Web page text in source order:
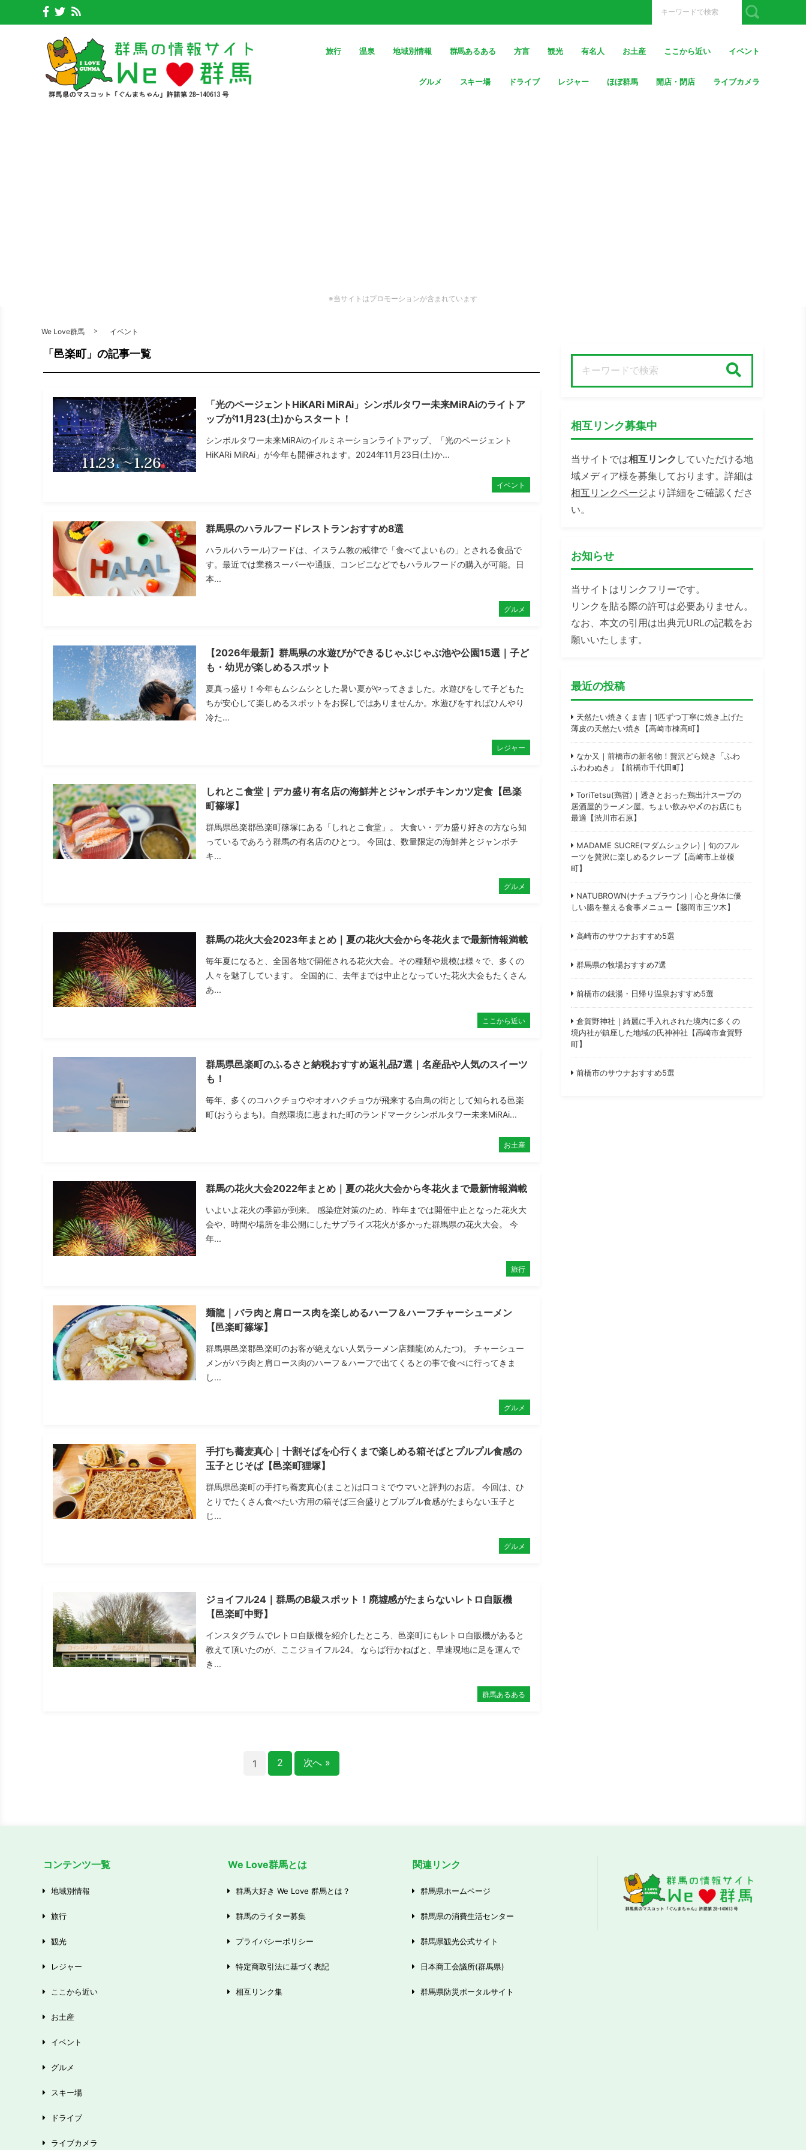
旅行 温泉 地域別情報 群馬あるある 方言 観光 有名人 お土産 ここから近い イベント
グルメ スキー場 ドライブ レジャー ほぼ群馬 開店・閉店 ライブカメラ
※当サイトはプロモーションが含まれています
We Love群馬 イベント
「邑楽町」の記事一覧
「光のページェントHiKARi MiRAi」シンボルタワー未来MiRAiのライトア
ップが11月23(土)からスタート！
シンボルタワー未来MiRAiのイルミネーションライトアップ、「光のページェント
HiKARi MiRAi」が今年も開催されます。2024年11月23日(土)か...
イベント
群馬県のハラルフードレストランおすすめ8選
ハラル(ハラール)フードは、イスラム教の戒律で「食べてよいもの」とされる食品で
す。最近では業務スーパーや通販、コンビニなどでもハラルフードの購入が可能。日
本...
グルメ
【2026年最新】群馬県の水遊びができるじゃぶじゃぶ池や公園15選｜子ど
も・幼児が楽しめるスポット
夏真っ盛り！今年もムシムシとした暑い夏がやってきました。水遊びをして子どもた
ちが安心して楽しめるスポットをお探しではありませんか。水遊びをすればひんやり
冷た...
レジャー
しれとこ食堂｜デカ盛り有名店の海鮮丼とジャンボチキンカツ定食【邑楽
町篠塚】
群馬県邑楽郡邑楽町篠塚にある「しれとこ食堂」。 大食い・デカ盛り好きの方なら知
っているであろう群馬の有名店のひとつ。 今回は、数量限定の海鮮丼とジャンボチ
キ...
グルメ
群馬の花火大会2023年まとめ｜夏の花火大会から冬花火まで最新情報満載
毎年夏になると、全国各地で開催される花火大会。その種類や規模は様々で、多くの
人々を魅了しています。 全国的に、去年までは中止となっていた花火大会もたくさん
あ...
ここから近い
群馬県邑楽町のふるさと納税おすすめ返礼品7選｜名産品や人気のスイーツ
も！
毎年、多くのコハクチョウやオオハクチョウが飛来する白鳥の街として知られる邑楽
町(おうらまち)。自然環境に恵まれた町のランドマークシンボルタワー未来MiRAi...
お土産
群馬の花火大会2022年まとめ｜夏の花火大会から冬花火まで最新情報満載
いよいよ花火の季節が到来。 感染症対策のため、昨年までは開催中止となった花火大
会や、時間や場所を非公開にしたサプライズ花火が多かった群馬県の花火大会。 今
年...
旅行
麺龍｜バラ肉と肩ロース肉を楽しめるハーフ＆ハーフチャーシューメン
【邑楽町篠塚】
群馬県邑楽郡邑楽町のお客が絶えない人気ラーメン店麺龍(めんたつ)。 チャーシュー
メンがバラ肉と肩ロース肉のハーフ＆ハーフで出てくるとの事で食べに行ってきま
し...
グルメ
手打ち蕎麦真心｜十割そばを心行くまで楽しめる箱そばとプルプル食感の
玉子とじそば【邑楽町狸塚】
群馬県邑楽町の手打ち蕎麦真心(まこと)は口コミでウマいと評判のお店。 今回は、ひ
とりでたくさん食べたい方用の箱そば三合盛りとプルプル食感がたまらない玉子と
じ...
グルメ
ジョイフル24｜群馬のB級スポット！廃墟感がたまらないレトロ自販機
【邑楽町中野】
インスタグラムでレトロ自販機を紹介したところ、邑楽町にもレトロ自販機があると
教えて頂いたのが、ここジョイフル24。 ならば行かねばと、早速現地に足を運んで
き...
群馬あるある
1 2 次へ »
相互リンク募集中
当サイトでは相互リンク していただける地
域メディア様を募集しております。詳細は
相互リンクページより詳細をご確認くださ
い。
お知らせ
当サイトはリンクフリーです。
リンクを貼る際の許可は必要ありません。
なお、本文の引用は出典元URLの記載をお
願いいたします。
最近の投稿
天然たい焼きくま吉｜1匹ずつ丁寧に焼き上げた
薄皮の天然たい焼き【高崎市棟高町】
なか又｜前橋市の新名物！贅沢どら焼き「ふわ
ふわわぬき」【前橋市千代田町】
ToriTetsu(鶏哲)｜透きとおった鶏出汁スープの
居酒屋的ラーメン屋。ちょい飲みや〆のお店にも
最適【渋川市石原】
MADAME SUCRE(マダムシュクレ)｜旬のフル
ーツを贅沢に楽しめるクレープ【高崎市上並榎
町】
NATUBROWN(ナチュブラウン)｜心と身体に優
しい腸を整える食事メニュー【藤岡市三ツ木】
高崎市のサウナおすすめ5選
群馬県の牧場おすすめ7選
前橋市の銭湯・日帰り温泉おすすめ5選
倉賀野神社｜綺麗に手入れされた境内に多くの
境内社が鎮座した地域の氏神神社【高崎市倉賀野
町】
前橋市のサウナおすすめ5選
コンテンツ一覧
地域別情報
旅行
観光
レジャー
ここから近い
お土産
イベント
グルメ
スキー場
ドライブ
ライブカメラ
We Love群馬とは
群馬大好き We Love 群馬とは？
群馬のライター募集
プライバシーポリシー
特定商取引法に基づく表記
相互リンク集
関連リンク
群馬県ホームページ
群馬県の消費生活センター
群馬県観光公式サイト
日本商工会議所(群馬県)
群馬県防災ポータルサイト